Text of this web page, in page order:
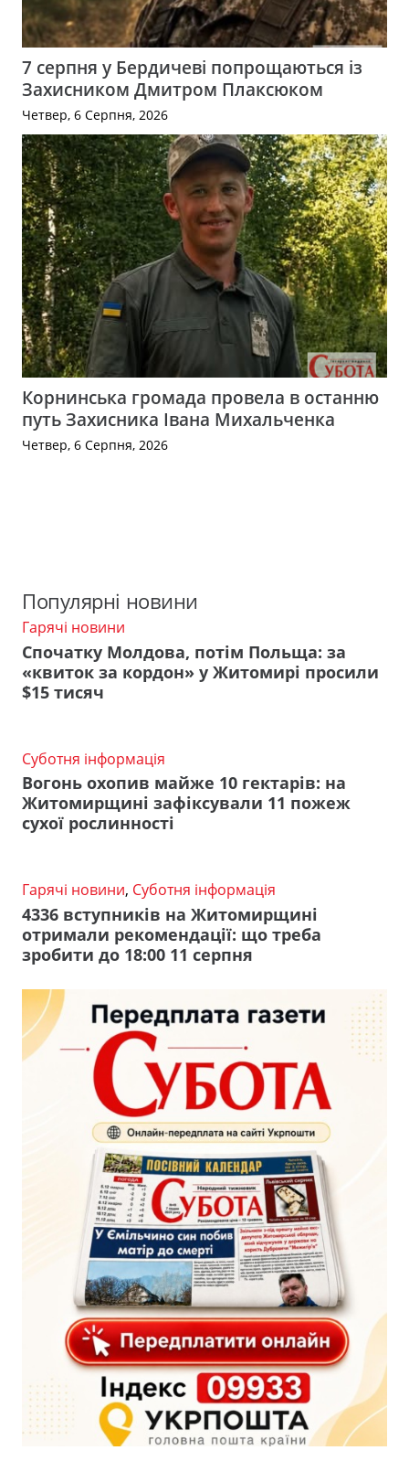
7 серпня у Бердичеві попрощаються із
Захисником Дмитром Плаксюком
Четвер, 6 Серпня, 2026
Корнинська громада провела в останню
путь Захисника Івана Михальченка
Четвер, 6 Серпня, 2026
Популярні новини
Гарячі новини
Спочатку Молдова, потім Польща: за
«квиток за кордон» у Житомирі просили
$15 тисяч
Суботня інформація
Вогонь охопив майже 10 гектарів: на
Житомирщині зафіксували 11 пожеж
сухої рослинності
Гарячі новини, Суботня інформація
4336 вступників на Житомирщині
отримали рекомендації: що треба
зробити до 18:00 11 серпня